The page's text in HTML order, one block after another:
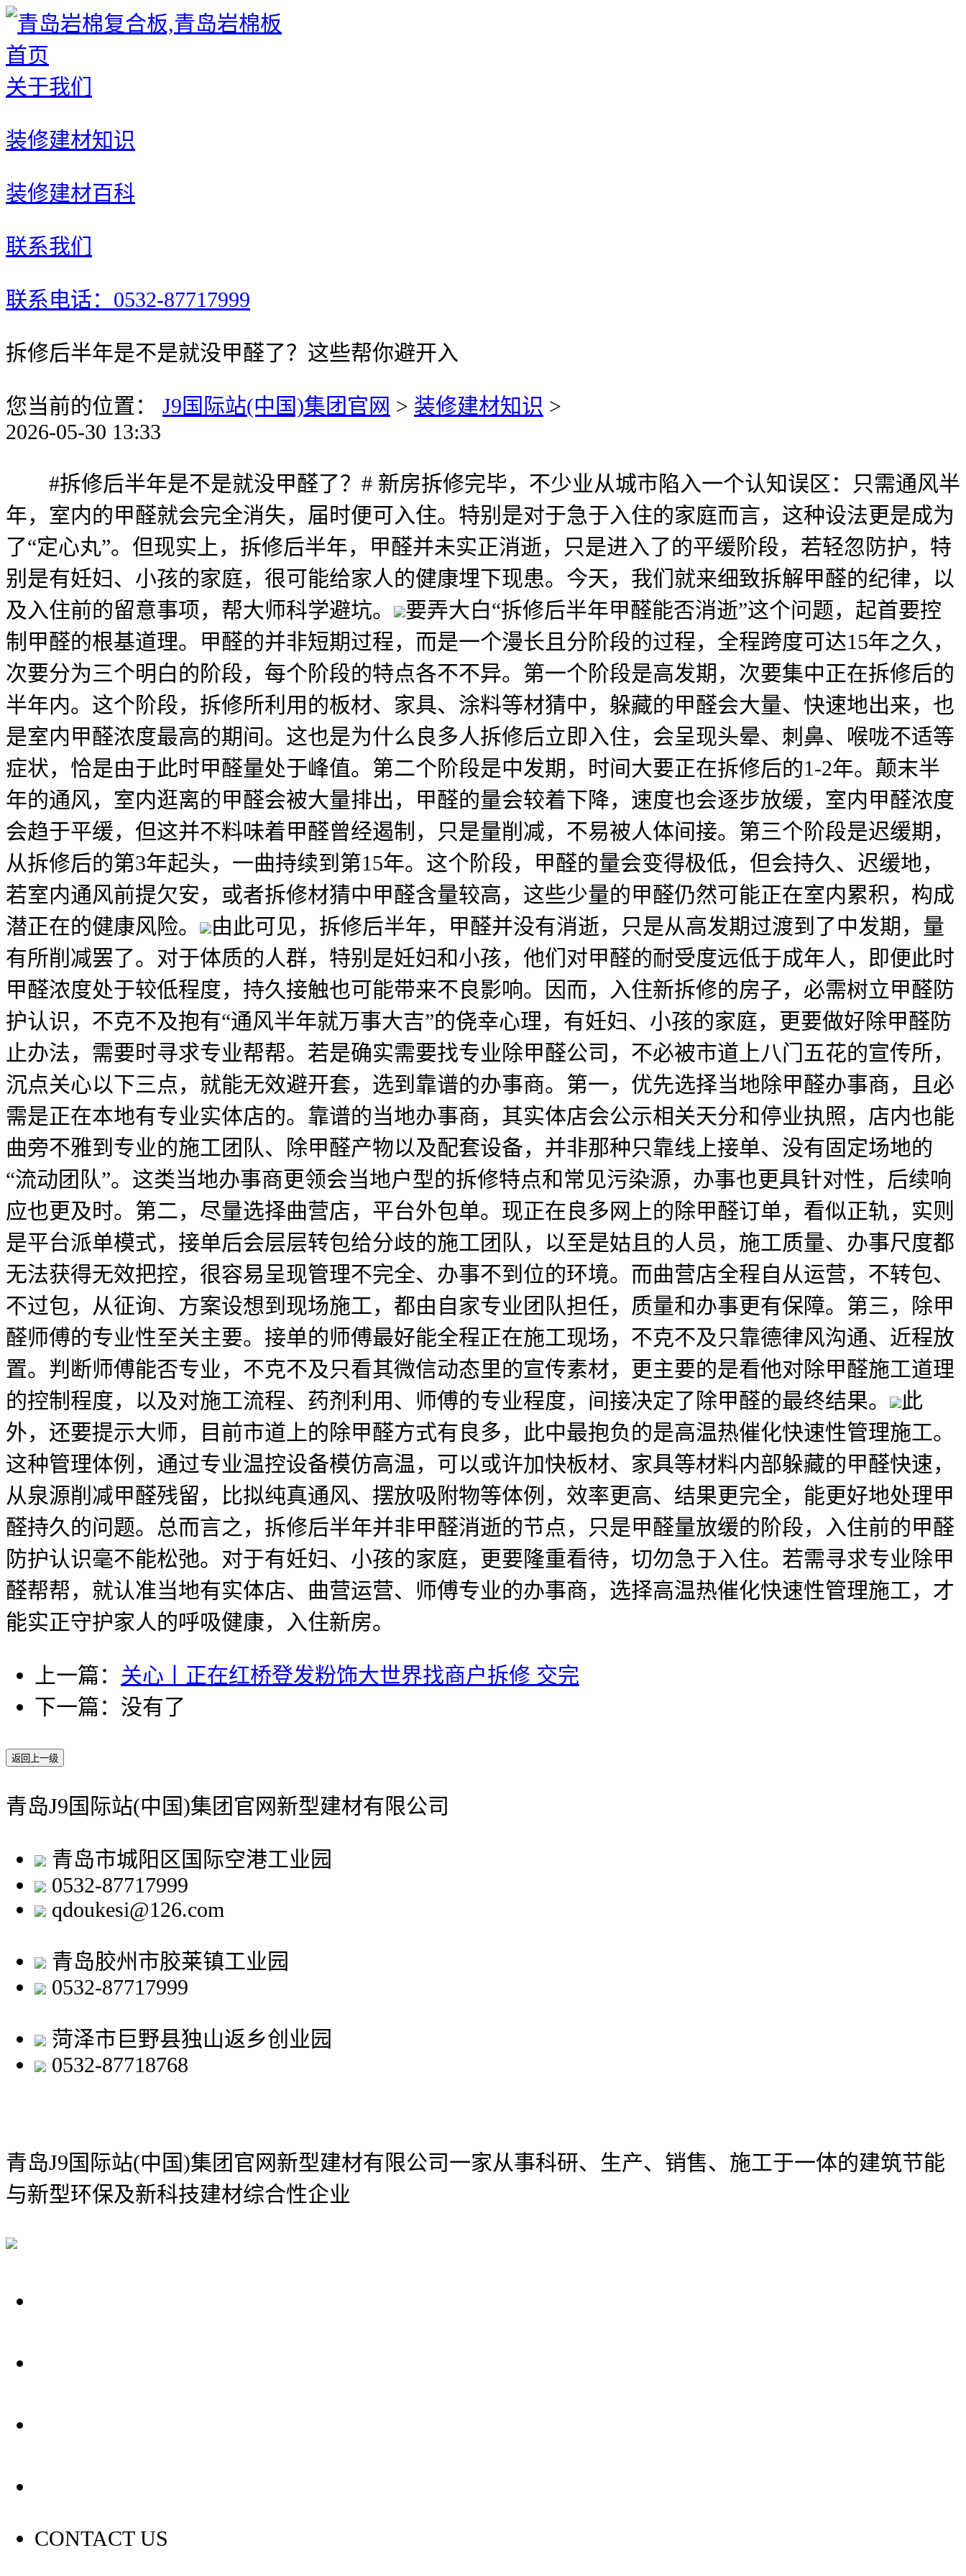
首页
关于我们
装修建材知识
装修建材百科
联系我们
联系电话：0532-87717999
拆修后半年是不是就没甲醛了？这些帮你避开入
您当前的位置： J9国际站(中国)集团官网 > 装修建材知识 >
2026-05-30 13:33
#拆修后半年是不是就没甲醛了？# 新房拆修完毕，不少业从城市陷入一个认知误区：只需通风半
年，室内的甲醛就会完全消失，届时便可入住。特别是对于急于入住的家庭而言，这种设法更是成为
了“定心丸”。但现实上，拆修后半年，甲醛并未实正消逝，只是进入了的平缓阶段，若轻忽防护，特
别是有妊妇、小孩的家庭，很可能给家人的健康埋下现患。今天，我们就来细致拆解甲醛的纪律，以
及入住前的留意事项，帮大师科学避坑。
要弄大白“拆修后半年甲醛能否消逝”这个问题，起首要控
制甲醛的根基道理。甲醛的并非短期过程，而是一个漫长且分阶段的过程，全程跨度可达15年之久，
次要分为三个明白的阶段，每个阶段的特点各不不异。第一个阶段是高发期，次要集中正在拆修后的
半年内。这个阶段，拆修所利用的板材、家具、涂料等材猜中，躲藏的甲醛会大量、快速地出来，也
是室内甲醛浓度最高的期间。这也是为什么良多人拆修后立即入住，会呈现头晕、刺鼻、喉咙不适等
症状，恰是由于此时甲醛量处于峰值。第二个阶段是中发期，时间大要正在拆修后的1-2年。颠末半
年的通风，室内逛离的甲醛会被大量排出，甲醛的量会较着下降，速度也会逐步放缓，室内甲醛浓度
会趋于平缓，但这并不料味着甲醛曾经遏制，只是量削减，不易被人体间接。第三个阶段是迟缓期，
从拆修后的第3年起头，一曲持续到第15年。这个阶段，甲醛的量会变得极低，但会持久、迟缓地，
若室内通风前提欠安，或者拆修材猜中甲醛含量较高，这些少量的甲醛仍然可能正在室内累积，构成
潜正在的健康风险。
由此可见，拆修后半年，甲醛并没有消逝，只是从高发期过渡到了中发期，量
有所削减罢了。对于体质的人群，特别是妊妇和小孩，他们对甲醛的耐受度远低于成年人，即便此时
甲醛浓度处于较低程度，持久接触也可能带来不良影响。因而，入住新拆修的房子，必需树立甲醛防
护认识，不克不及抱有“通风半年就万事大吉”的侥幸心理，有妊妇、小孩的家庭，更要做好除甲醛防
止办法，需要时寻求专业帮帮。若是确实需要找专业除甲醛公司，不必被市道上八门五花的宣传所，
沉点关心以下三点，就能无效避开套，选到靠谱的办事商。第一，优先选择当地除甲醛办事商，且必
需是正在本地有专业实体店的。靠谱的当地办事商，其实体店会公示相关天分和停业执照，店内也能
曲旁不雅到专业的施工团队、除甲醛产物以及配套设备，并非那种只靠线上接单、没有固定场地的
“流动团队”。这类当地办事商更领会当地户型的拆修特点和常见污染源，办事也更具针对性，后续响
应也更及时。第二，尽量选择曲营店，平台外包单。现正在良多网上的除甲醛订单，看似正轨，实则
是平台派单模式，接单后会层层转包给分歧的施工团队，以至是姑且的人员，施工质量、办事尺度都
无法获得无效把控，很容易呈现管理不完全、办事不到位的环境。而曲营店全程自从运营，不转包、
不过包，从征询、方案设想到现场施工，都由自家专业团队担任，质量和办事更有保障。第三，除甲
醛师傅的专业性至关主要。接单的师傅最好能全程正在施工现场，不克不及只靠德律风沟通、近程放
置。判断师傅能否专业，不克不及只看其微信动态里的宣传素材，更主要的是看他对除甲醛施工道理
的控制程度，以及对施工流程、药剂利用、师傅的专业程度，间接决定了除甲醛的最终结果。
此
外，还要提示大师，目前市道上的除甲醛方式有良多，此中最抱负的是高温热催化快速性管理施工。
这种管理体例，通过专业温控设备模仿高温，可以或许加快板材、家具等材料内部躲藏的甲醛快速，
从泉源削减甲醛残留，比拟纯真通风、摆放吸附物等体例，效率更高、结果更完全，能更好地处理甲
醛持久的问题。总而言之，拆修后半年并非甲醛消逝的节点，只是甲醛量放缓的阶段，入住前的甲醛
防护认识毫不能松弛。对于有妊妇、小孩的家庭，更要隆重看待，切勿急于入住。若需寻求专业除甲
醛帮帮，就认准当地有实体店、曲营运营、师傅专业的办事商，选择高温热催化快速性管理施工，才
能实正守护家人的呼吸健康，入住新房。
上一篇： 关心丨正在红桥登发粉饰大世界找商户拆修 交完
下一篇：没有了
返回上一级
青岛J9国际站(中国)集团官网新型建材有限公司
青岛市城阳区国际空港工业园
0532-87717999
qdoukesi@126.com
青岛胶州市胶莱镇工业园
0532-87717999
菏泽市巨野县独山返乡创业园
0532-87718768
青岛J9国际站(中国)集团官网新型建材有限公司一家从事科研、生产、销售、施工于一体的建筑节能
与新型环保及新科技建材综合性企业
CONTACT US